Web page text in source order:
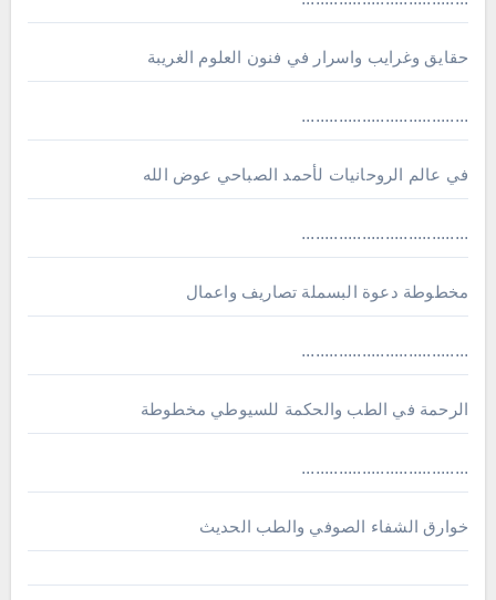
حقايق وغرايب واسرار في فنون العلوم الغريبة
....................................
في عالم الروحانيات لأحمد الصباحي عوض الله
....................................
مخطوطة دعوة البسملة تصاريف واعمال
....................................
الرحمة في الطب والحكمة للسيوطي مخطوطة
....................................
خوارق الشفاء الصوفي والطب الحديث